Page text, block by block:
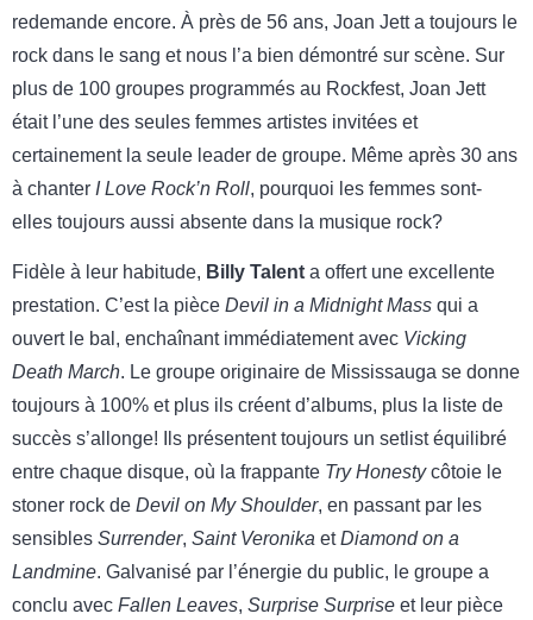
redemande encore. À près de 56 ans, Joan Jett a toujours le
rock dans le sang et nous l’a bien démontré sur scène. Sur
plus de 100 groupes programmés au Rockfest, Joan Jett
était l’une des seules femmes artistes invitées et
certainement la seule leader de groupe. Même après 30 ans
à chanter I Love Rock’n Roll, pourquoi les femmes sont-
elles toujours aussi absente dans la musique rock?
Fidèle à leur habitude, Billy Talent a offert une excellente
prestation. C’est la pièce Devil in a Midnight Mass qui a
ouvert le bal, enchaînant immédiatement avec Vicking
Death March. Le groupe originaire de Mississauga se donne
toujours à 100% et plus ils créent d’albums, plus la liste de
succès s’allonge! Ils présentent toujours un setlist équilibré
entre chaque disque, où la frappante Try Honestycôtoie le
stoner rock de Devil on My Shoulder, en passant par les
sensibles Surrender, Saint Veronika etDiamond on a
Landmine. Galvanisé par l’énergie du public, le groupe a
conclu avec Fallen Leaves, Surprise Surprise et leur pièce